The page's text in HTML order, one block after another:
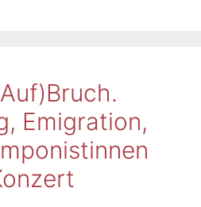
Emigration,